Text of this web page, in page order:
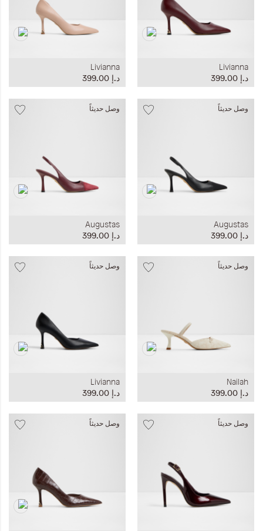
Livianna
د.إ‏ 399.00
Livianna
د.إ‏ 399.00
وصل حديثاً
Augustas
د.إ‏ 399.00
وصل حديثاً
Augustas
د.إ‏ 399.00
وصل حديثاً
Nailah
د.إ‏ 399.00
وصل حديثاً
Livianna
د.إ‏ 399.00
وصل حديثاً وصل حديثاً